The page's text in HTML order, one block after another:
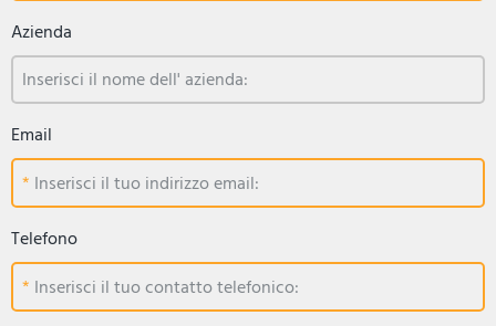
Azienda
Inserisci il nome dell' azienda:
Email
Inserisci il tuo indirizzo email:
Telefono
Inserisci il tuo contatto telefonico: